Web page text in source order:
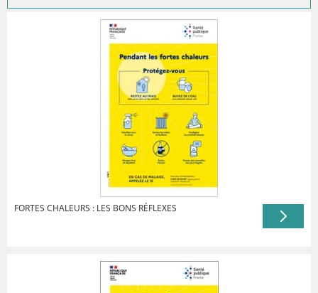
FORTES CHALEURS : LES BONS RÉFLEXES